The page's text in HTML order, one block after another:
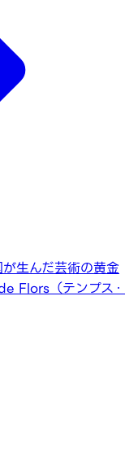
生んだ芸術の黄金
Flors（テンプス・